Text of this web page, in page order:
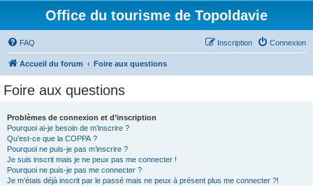
Office du tourisme de Topoldavie
FAQ Connexion
Inscription
Accueil du forum Foire aux questions
Foire aux questions
Problèmes de connexion et d’inscription
Pourquoi ai-je besoin de m’inscrire ?
Qu’est-ce que la COPPA ?
Pourquoi ne puis-je pas m’inscrire ?
Je suis inscrit mais je ne peux pas me connecter !
Pourquoi ne puis-je pas me connecter ?
Je m’étais déjà inscrit par le passé mais ne peux à présent plus me connecter ?!